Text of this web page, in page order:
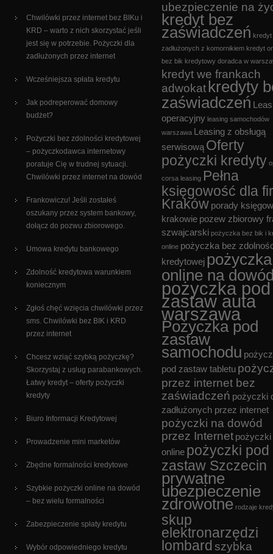
Chwilówki przez internet bez BIKu i
KRD – warto z nich skorzystać jeśli
jest się w potrzebie. Pożyczki dla
zadłużonych przez internet
Wcześniejsza spłata kredytu
Jak podreperować domowy
budżet?
Pożyczki bez zdolności kredytowej
– pożyczkodawca internetowy
poratuje Cię w trudnej sytuacji.
Chwilówki przez internet na dowód
Frankowiczu! Jeśli zostałeś
oszukany przez system bankowy,
dołącz do pozwu zbiorowego.
Umowa kredytu bankowego
Zdolność kredytowa warunkiem
koniecznym
Zgłoś chęć wzięcia chwilówki przez
sms. Chwilówki bez BIK i KRD
przez internet
Chcesz wziąć szybką pożyczkę?
Skorzystaj z usług parabankowych.
Łatwy kredyt – oferty pożyczki
kredyty
Biuro Informacji Kredytowej
Prowadzenie mini marketów
Zbędne formalności kredytowe
Szybkie pożyczki online na dowód
– bez wielu formalności
Zabezpieczenie spłaty kredytu
Wybór odpowiedniego kredytu
ubezpieczenie na
kredyt bez
zaświadczeń kredyt
zadłużonych z komornikiem kredyt
bez bik kredytowy doradca w
kredyt we frankach
adwokatkredyty
zaświadczeń
operacyjny leasing samochodów
warszawa
Leasing z obsługą
serwisową Oferty
pożyczki kredyty
corsa leasing Pełna
księgowość dla
Kraków porady
krakowie pozew zbiorowy
szwajcarski pożyczka bez bik i
online pożyczka bez
kredytowej pożyczka
online na
pożyczka pod
zastaw auta
warszawa
Pożyczka pod
zastaw
samochodu
pod zastaw tabletu
przez internet bez
zaświadczeń pożyczki
zadłużonych przez internet
pożyczki na dowód
przez Internet pożyczki
online pożyczki pod
zastaw Szczecin
prywatne
ubezpieczenie
zdrowotne rodzaje
skup
elektronarzędzi
lombard szybka